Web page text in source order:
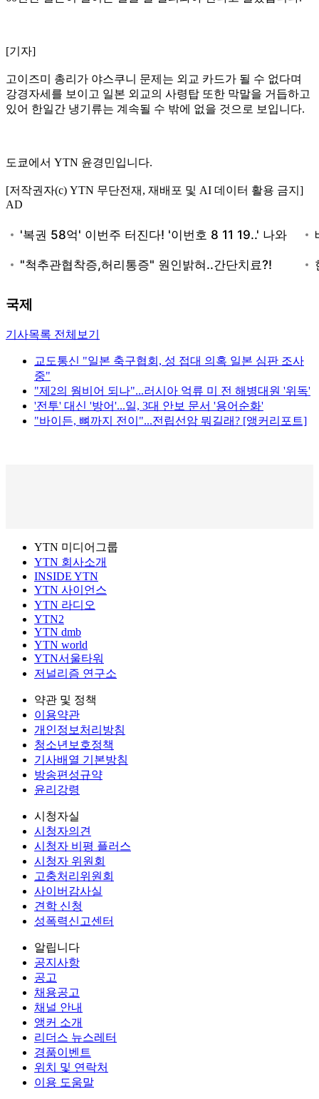
[기자]
고이즈미 총리가 야스쿠니 문제는 외교 카드가 될 수 없다며
강경자세를 보이고 일본 외교의 사령탑 또한 막말을 거듭하고
있어 한일간 냉기류는 계속될 수 밖에 없을 것으로 보입니다.
도쿄에서 YTN 윤경민입니다.
[저작권자(c) YTN 무단전재, 재배포 및 AI 데이터 활용 금지]
AD
국제
기사목록 전체보기
교도통신 "일본 축구협회, 성 접대 의혹 일본 심판 조사
중"
"제2의 웜비어 되나"...러시아 억류 미 전 해병대원 '위독'
'전투' 대신 '방어'...일, 3대 안보 문서 '용어순화'
"바이든, 뼈까지 전이"...전립선암 뭐길래? [앵커리포트]
YTN 미디어그룹
YTN 회사소개
INSIDE YTN
YTN 사이언스
YTN 라디오
YTN2
YTN dmb
YTN world
YTN서울타워
저널리즘 연구소
약관 및 정책
이용약관
개인정보처리방침
청소년보호정책
기사배열 기본방침
방송편성규약
윤리강령
시청자실
시청자의견
시청자 비평 플러스
시청자 위원회
고충처리위원회
사이버감사실
견학 신청
성폭력신고센터
알립니다
공지사항
공고
채용공고
채널 안내
앵커 소개
리더스 뉴스레터
경품이벤트
위치 및 연락처
이용 도움말